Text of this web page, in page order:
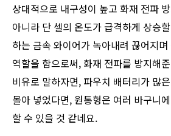
상대적으로 내구성이 높고 화재 전파
아니라 단 셀의 온도가 급격하게 상승
하는 금속 와이어가 녹아내려 끊어지
역할을 함으로써, 화재 전파를 방지해
비유로 말하자면, 파우치 배터리가 많
몰아 넣었다면, 원통형은 여러 바구니
할 수 있을 것 같네요.